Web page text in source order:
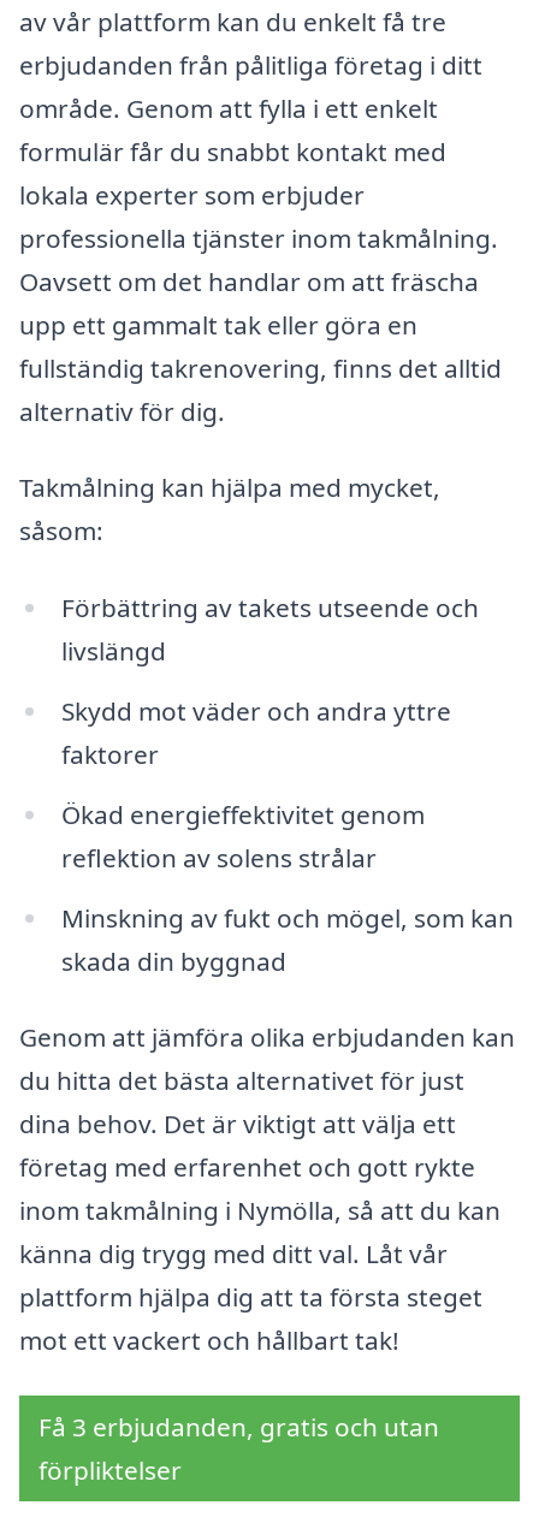
av vår plattform kan du enkelt få tre
erbjudanden från pålitliga företag i ditt
område. Genom att fylla i ett enkelt
formulär får du snabbt kontakt med
lokala experter som erbjuder
professionella tjänster inom takmålning.
Oavsett om det handlar om att fräscha
upp ett gammalt tak eller göra en
fullständig takrenovering, finns det alltid
alternativ för dig.
Takmålning kan hjälpa med mycket,
såsom:
Förbättring av takets utseende och
livslängd
Skydd mot väder och andra yttre
faktorer
Ökad energieffektivitet genom
reflektion av solens strålar
Minskning av fukt och mögel, som kan
skada din byggnad
Genom att jämföra olika erbjudanden kan
du hitta det bästa alternativet för just
dina behov. Det är viktigt att välja ett
företag med erfarenhet och gott rykte
inom takmålning i Nymölla, så att du kan
känna dig trygg med ditt val. Låt vår
plattform hjälpa dig att ta första steget
mot ett vackert och hållbart tak!
Få 3 erbjudanden, gratis och utan
förpliktelser